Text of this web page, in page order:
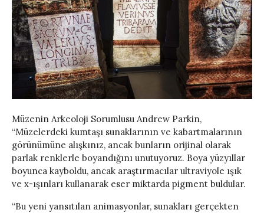
Müzenin Arkeoloji Sorumlusu Andrew Parkin,
“Müzelerdeki kumtaşı sunaklarının ve kabartmalarının
görünümüne alışkınız, ancak bunların orijinal olarak
parlak renklerle boyandığını unutuyoruz. Boya yüzyıllar
boyunca kayboldu, ancak araştırmacılar ultraviyole ışık
ve x-ışınları kullanarak eser miktarda pigment buldular.
“Bu yeni yansıtılan animasyonlar, sunakları gerçekten